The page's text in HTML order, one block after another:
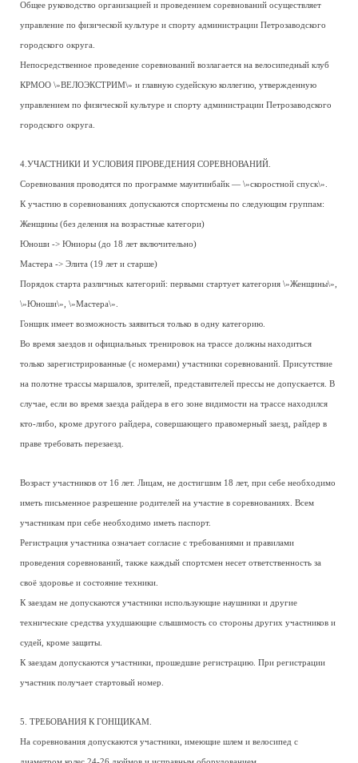
Общее руководство организацией и проведением соревнований осуществляет
управление по физической культуре и спорту администрации Петрозаводского
городского округа.
Непосредственное проведение соревнований возлагается на велосипедный клуб
КРМОО \»ВЕЛОЭКСТРИМ\» и главную судейскую коллегию, утвержденную
управлением по физической культуре и спорту администрации Петрозаводского
городского округа.
4.УЧАСТНИКИ И УСЛОВИЯ ПРОВЕДЕНИЯ СОРЕВНОВАНИЙ.
Соревнования проводятся по программе маунтинбайк — \»скоростной спуск\».
К участию в соревнованиях допускаются спортсмены по следующим группам:
Женщины (без деления на возрастные категори)
Юноши -> Юниоры (до 18 лет включительно)
Мастера -> Элита (19 лет и старше)
Порядок старта различных категорий: первыми стартует категория \»Женщины\»,
\»Юноши\», \»Мастера\».
Гонщик имеет возможность заявиться только в одну категорию.
Во время заездов и официальных тренировок на трассе должны находиться
только зарегистрированные (с номерами) участники соревнований. Присутствие
на полотне трассы маршалов, зрителей, представителей прессы не допускается. В
случае, если во время заезда райдера в его зоне видимости на трассе находился
кто-либо, кроме другого райдера, совершающего правомерный заезд, райдер в
праве требовать перезаезд.
Возраст участников от 16 лет. Лицам, не достигшим 18 лет, при себе необходимо
иметь письменное разрешение родителей на участие в соревнованиях. Всем
участникам при себе необходимо иметь паспорт.
Регистрация участника означает согласие с требованиями и правилами
проведения соревнований, также каждый спортсмен несет ответственность за
своё здоровье и состояние техники.
К заездам не допускаются участники использующие наушники и другие
технические средства ухудшающие слышимость со стороны других участников и
судей, кроме защиты.
К заездам допускаются участники, прошедшие регистрацию. При регистрации
участник получает стартовый номер.
5. ТРЕБОВАНИЯ К ГОНЩИКАМ.
На соревнования допускаются участники, имеющие шлем и велосипед с